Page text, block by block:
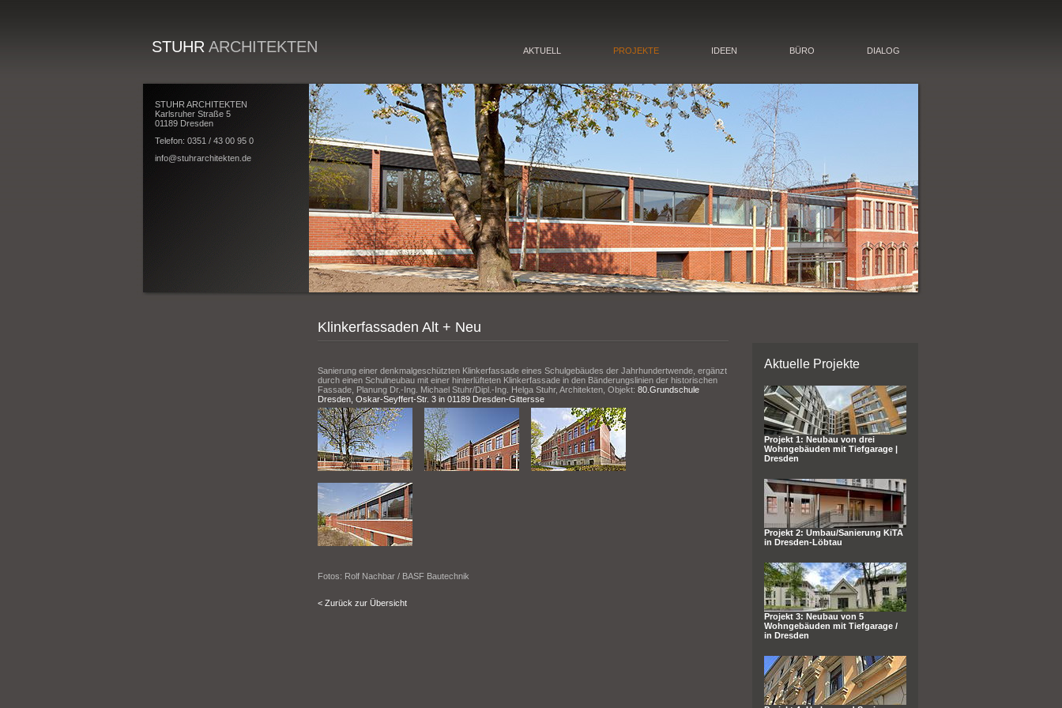
STUHR ARCHITEKTEN AKTUELL PROJEKTE IDEEN BÜRO DIALOG
STUHR ARCHITEKTEN
Karlsruher Straße 5
01189 Dresden
Telefon: 0351 / 43 00 95 0
info@stuhrarchitekten.de
Aktuelle Projekte
Projekt 1: Neubau von drei
Wohngebäuden mit Tiefgarage |
Dresden
Projekt 2: Umbau/Sanierung KiTA
in Dresden-Löbtau
Projekt 3: Neubau von 5
Wohngebäuden mit Tiefgarage /
in Dresden
Klinkerfassaden Alt + Neu
Sanierung einer denkmalgeschützten Klinkerfassade eines Schulgebäudes der Jahrhundertwende, ergänzt
durch einen Schulneubau mit einer hinterlüfteten Klinkerfassade in den Bänderungslinien der historischen
Fassade, Planung Dr.-Ing. Michael Stuhr/Dipl.-Ing. Helga Stuhr, Architekten, Objekt: 80.Grundschule
Dresden, Oskar-Seyffert-Str. 3 in 01189 Dresden-Gittersse
Fotos: Rolf Nachbar / BASF Bautechnik
< Zurück zur Übersicht